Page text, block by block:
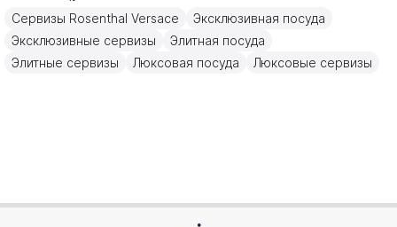
Материал
Золото, Фарфор
Объем / Размер
Сервизы Rosenthal Versace
Эксклюзивная посуда
Эксклюзивные сервизы
Элитная посуда
Элитные сервизы
Люксовая посуда Люксовые сервизы